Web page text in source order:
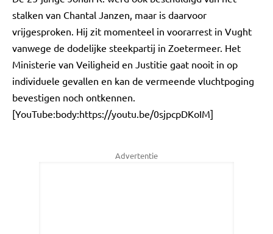
stalken van Chantal Janzen, maar is daarvoor
vrijgesproken. Hij zit momenteel in voorarrest in Vught
vanwege de dodelijke steekpartij in Zoetermeer. Het
Ministerie van Veiligheid en Justitie gaat nooit in op
individuele gevallen en kan de vermeende vluchtpoging
bevestigen noch ontkennen.
[YouTube:body:https://youtu.be/0sjpcpDKoIM]
Advertentie